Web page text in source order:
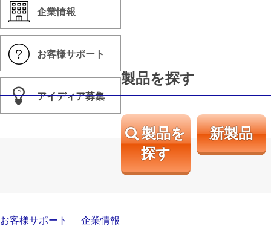
企業情報
お客様サポート
アイディア募集
製品を探す
製品を
探す
新製品
お客様サポート 企業情報